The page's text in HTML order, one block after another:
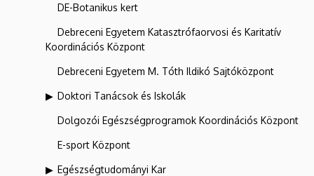
DE-Botanikus kert
Debreceni Egyetem Katasztrófaorvosi és Karitatív
Koordinációs Központ
Debreceni Egyetem M. Tóth Ildikó Sajtóközpont
Doktori Tanácsok és Iskolák
Dolgozói Egészségprogramok Koordinációs Központ
E-sport Központ
Egészségtudományi Kar